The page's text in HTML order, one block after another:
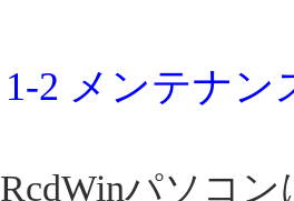
1-2 メンテナン
RcdWinパソコ